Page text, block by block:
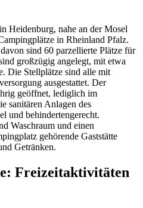
Heidenburg, nahe an der Mosel
in Rheinland Pfalz.
sind 60 parzellierte Plätze für
großzügig angelegt, mit etwa
Die Stellplätze sind alle mit
ausgestattet. Der
geöffnet, lediglich im
sanitären Anlagen des
und behindertengerecht.
Waschraum und einen
gehörende Gaststätte
Getränken.
Freizeitaktivitäten